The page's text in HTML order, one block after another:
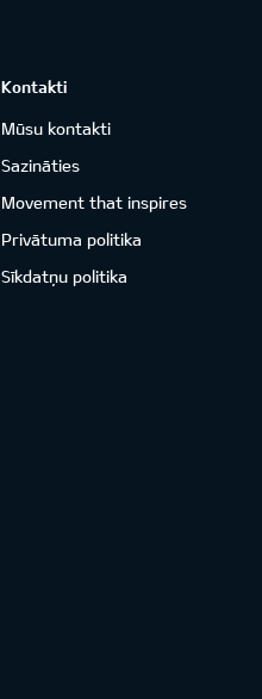
Kontakti
Mūsu kontakti
Sazināties
Movement that inspires
Privātuma politika
Sīkdatņu politika